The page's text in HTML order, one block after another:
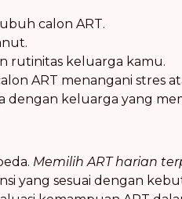
calon ART.
rutinitas keluarga kamu.
ART menangani stres
keluarga yang
Memilih ART harian
yang sesuai dengan